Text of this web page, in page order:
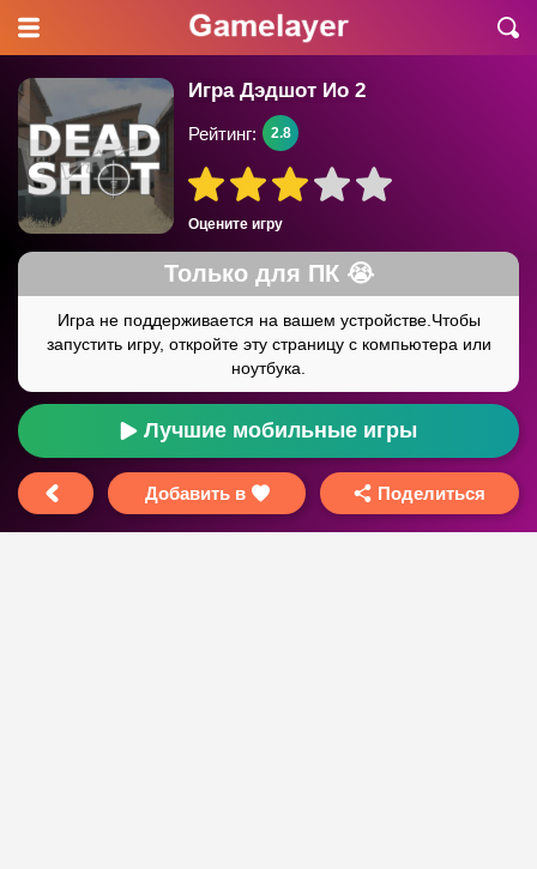
Игра Дэдшот Ио 2
Оцените игру
Рейтинг: 2.8
Лучшие мобильные игры
Добавить в Поделиться